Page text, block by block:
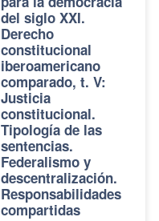
del siglo XXI.
Derecho
constitucional
iberoamericano
comparado, t. V:
Justicia
constitucional.
Tipología de las
sentencias.
Federalismo y
descentralización.
Responsabilidades
compartidas